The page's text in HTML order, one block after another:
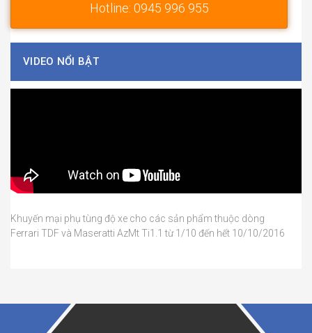
Hotline: 0945 996 955
VIDEO NỔI BẬT
Khuyến mại phụ tùng độ xe cho các sản phẩm thuộc dòng
Ferrari TDF và Maseratti AzMt Ti1.1 từ 1/10 đến hết 10/10/2016